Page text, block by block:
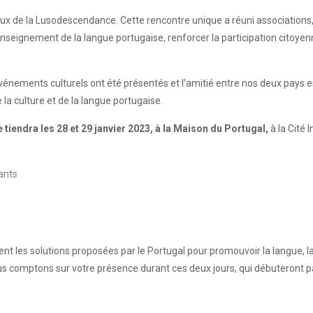
de la Lusodescendance. Cette rencontre unique a réuni
de la langue portugaise, renforcer la participation
culturels ont été présentés et l’amitié entre nos deux
culture et de la langue portugaise.
tiendra les 28 et 29 janvier 2023, à la Maison du Portugal, à la Cité
les solutions proposées par le Portugal pour promouvoir la langue,
comptons sur votre présence durant ces deux jours, qui débuteront